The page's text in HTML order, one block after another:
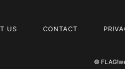
US CONTACT
©